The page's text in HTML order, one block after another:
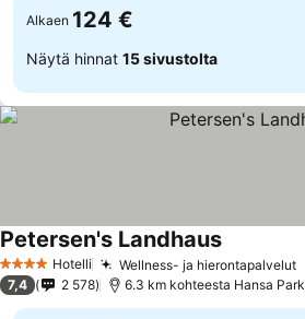
Alkaen 124 €
Näytä hinnat 15 sivustolta
4 Tähtiluokitus
Hotelli Wellness- ja hierontapalvelut
Petersen's Landhaus
7,4 2 578 6.3 km kohteesta Hansa Park